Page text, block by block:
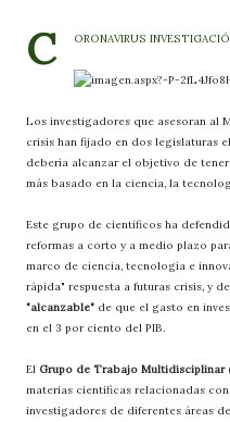
C ORONAVIRUS
Los investigadores que asesoran al
crisis han fijado en dos legislaturas
debería alcanzar el objetivo de
más basado en la ciencia, la
Este grupo de científicos ha
reformas a corto y a medio plazo
marco de ciencia, tecnología e
rápida" respuesta a futuras crisis, y
"alcanzable" de que el gasto en
en el 3 por ciento del PIB.
El Grupo de Trabajo Multidisciplinar
materias científicas relacionadas
investigadores de diferentes áreas